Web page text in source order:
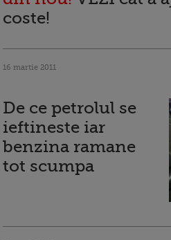
coste!
16 martie 2011
De ce petrolul se
ieftineste iar
benzina ramane
tot scumpa